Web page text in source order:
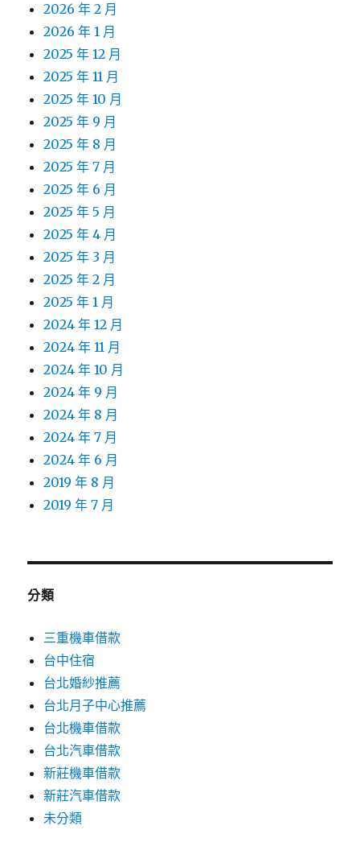
2026 年 2 月
2026 年 1 月
2025 年 12 月
2025 年 11 月
2025 年 10 月
2025 年 9 月
2025 年 8 月
2025 年 7 月
2025 年 6 月
2025 年 5 月
2025 年 4 月
2025 年 3 月
2025 年 2 月
2025 年 1 月
2024 年 12 月
2024 年 11 月
2024 年 10 月
2024 年 9 月
2024 年 8 月
2024 年 7 月
2024 年 6 月
2019 年 8 月
2019 年 7 月
分類
三重機車借款
台中住宿
台北婚紗推薦
台北月子中心推薦
台北機車借款
台北汽車借款
新莊機車借款
新莊汽車借款
未分類